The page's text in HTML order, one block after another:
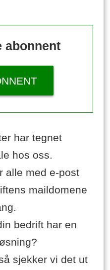
abonnent
har tegnet
hos oss.
alle med e-post
maildomene
bedrift har en
sjekker vi det ut